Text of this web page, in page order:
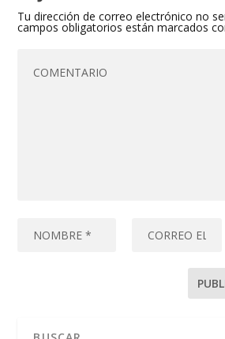
Tu dirección de correo electrónico no
campos obligatorios están marcados